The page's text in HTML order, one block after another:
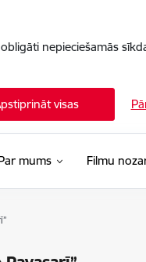
nepieciešamās
visas
mums Filmu